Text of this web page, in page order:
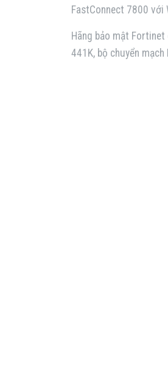
FastConnect 7800
Hãng bảo mật
441K, bộ chuyển